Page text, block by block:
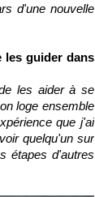
d'une nouvelle
les guider dans
les aider à se
loge ensemble
que j'ai
quelqu'un sur
étapes d'autres